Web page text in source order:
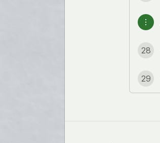
︙
28
29